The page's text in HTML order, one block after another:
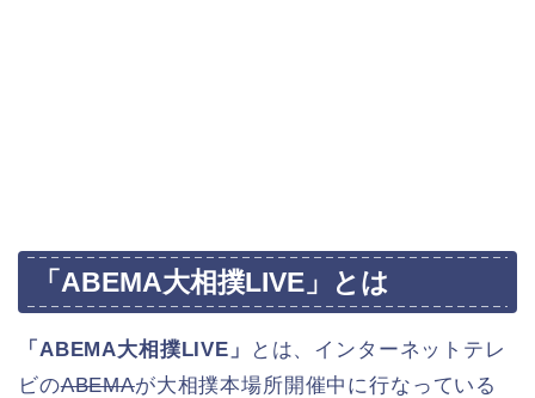
「ABEMA大相撲LIVE」とは
「ABEMA大相撲LIVE」
とは、インターネットテレ
ビのABEMAが大相撲本場所開催中に行なっている